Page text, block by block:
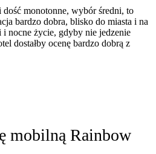
dość monotonne, wybór średni, to
bardzo dobra, blisko do miasta i na
i nocne życie, gdyby nie jedzenie
dostałby ocenę bardzo dobrą z
mobilną Rainbow